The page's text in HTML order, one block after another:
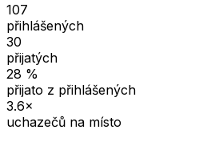
107
přihlášených
30
přijatých
28 %
přijato z přihlášených
3.6×
uchazečů na místo